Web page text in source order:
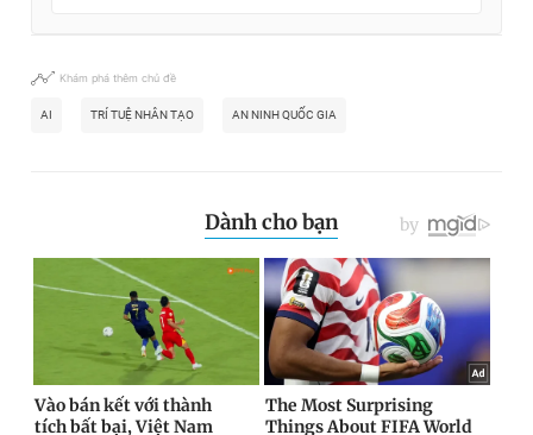
Khám phá thêm chủ đề
AI TRÍ TUỆ NHÂN TẠO AN NINH QUỐC GIA